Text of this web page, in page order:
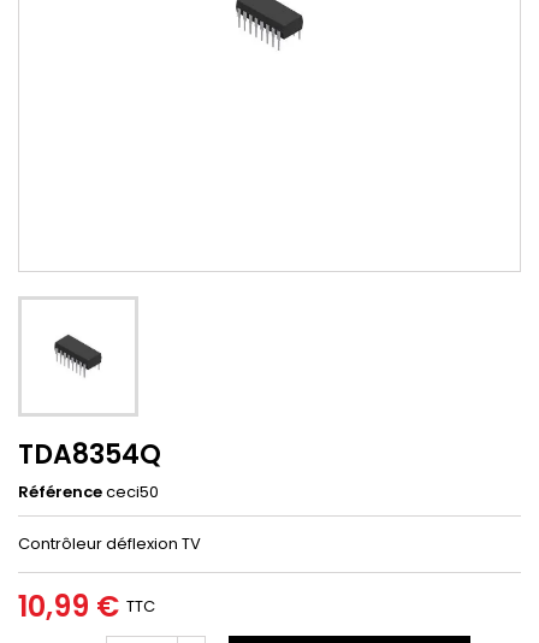
TDA8354Q
Référencececi50
Contrôleur déflexion TV
10,99 € TTC